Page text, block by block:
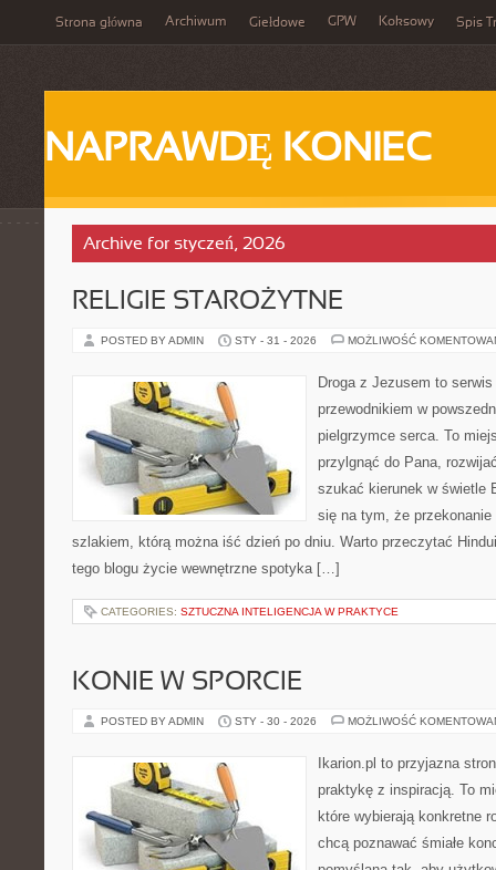
Strona główna Archiwum Giełdowe GPW Koksowy Spis
NAPRAWDĘ KONIEC
Archive for styczeń, 2026
RELIGIE STAROŻYTNE
POSTED BY ADMIN STY - 31 - 2026 MOŻLIWOŚĆ
Droga z Jezusem to
przewodnikiem w
pielgrzymce serca. To
przylgnąć do Pana,
szukać kierunek w świetle
się na tym, że
szlakiem, którą można iść dzień po dniu. Warto przeczytać
tego blogu życie wewnętrzne spotyka […]
CATEGORIES: SZTUCZNA INTELIGENCJA W PRAKTYCE
KONIE W SPORCIE
POSTED BY ADMIN STY - 30 - 2026 MOŻLIWOŚĆ
Ikarion.pl to przyjazna
praktykę z inspiracją. To
które wybierają konkretne
chcą poznawać śmiałe